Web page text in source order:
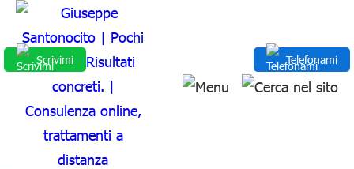
Scrivimi Telefonami